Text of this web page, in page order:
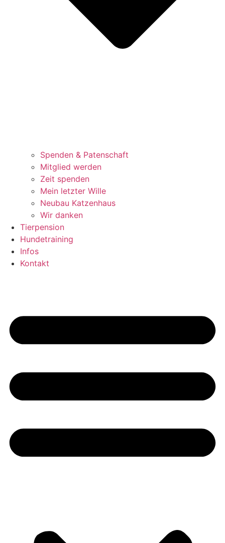
Spenden & Patenschaft
Mitglied werden
Zeit spenden
Mein letzter Wille
Neubau Katzenhaus
Wir danken
Tierpension
Hundetraining
Infos
Kontakt